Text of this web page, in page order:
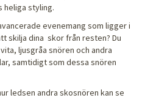
heliga styling.
evenemang som ligger i
skilja dina skor från resten? Du
ljusgråa snören och andra
samtidigt som dessa snören
ledsen andra skosnören kan se